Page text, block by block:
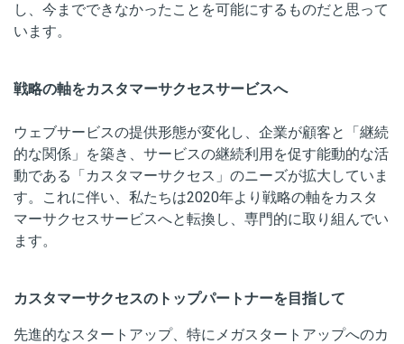
し、今までできなかったことを可能にするものだと思って
います。
戦略の軸をカスタマーサクセスサービスへ
ウェブサービスの提供形態が変化し、企業が顧客と「継続
的な関係」を築き、サービスの継続利用を促す能動的な活
動である「カスタマーサクセス」のニーズが拡大していま
す。これに伴い、私たちは2020年より戦略の軸をカスタ
マーサクセスサービスへと転換し、専門的に取り組んでい
ます。
カスタマーサクセスのトップパートナーを目指して
先進的なスタートアップ、特にメガスタートアップへのカ